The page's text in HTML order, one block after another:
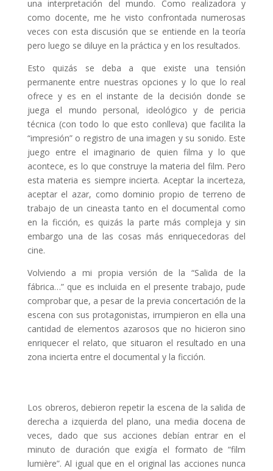
una interpretación del mundo. Como realizadora y
como docente, me he visto confrontada numerosas
veces con esta discusión que se entiende en la teoría
pero luego se diluye en la práctica y en los resultados.
Esto quizás se deba a que existe una tensión
permanente entre nuestras opciones y lo que lo real
ofrece y es en el instante de la decisión donde se
juega el mundo personal, ideológico y de pericia
técnica (con todo lo que esto conlleva) que facilita la
“impresión” o registro de una imagen y su sonido. Este
juego entre el imaginario de quien filma y lo que
acontece, es lo que construye la materia del film. Pero
esta materia es siempre incierta. Aceptar la incerteza,
aceptar el azar, como dominio propio de terreno de
trabajo de un cineasta tanto en el documental como
en la ficción, es quizás la parte más compleja y sin
embargo una de las cosas más enriquecedoras del
cine.
Volviendo a mi propia versión de la “Salida de la
fábrica…” que es incluida en el presente trabajo, pude
comprobar que, a pesar de la previa concertación de la
escena con sus protagonistas, irrumpieron en ella una
cantidad de elementos azarosos que no hicieron sino
enriquecer el relato, que situaron el resultado en una
zona incierta entre el documental y la ficción.
Los obreros, debieron repetir la escena de la salida de
derecha a izquierda del plano, una media docena de
veces, dado que sus acciones debían entrar en el
minuto de duración que exigía el formato de “film
lumière”. Al igual que en el original las acciones nunca